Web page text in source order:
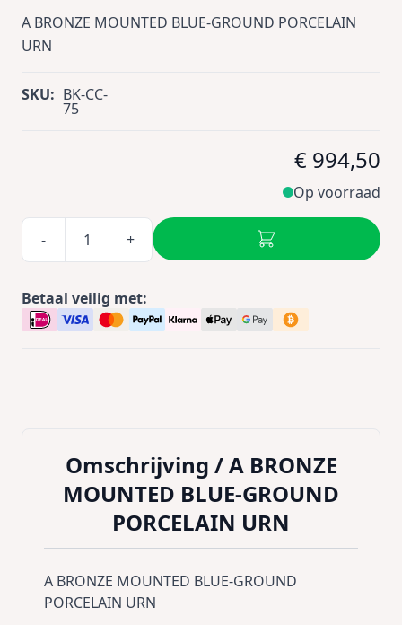
A BRONZE MOUNTED BLUE-GROUND PORCELAIN
URN
SKU: BK-CC-
75
€ 994,50
Op voorraad
- +
Betaal veilig met:
Omschrijving /A BRONZE
MOUNTED BLUE-GROUND
PORCELAIN URN
A BRONZE MOUNTED BLUE-GROUND
PORCELAIN URN